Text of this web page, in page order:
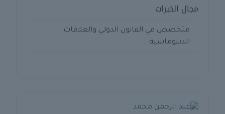
مجال الخبرات
متخصص في القانون الدولي والعلاقات
الدبلوماسية